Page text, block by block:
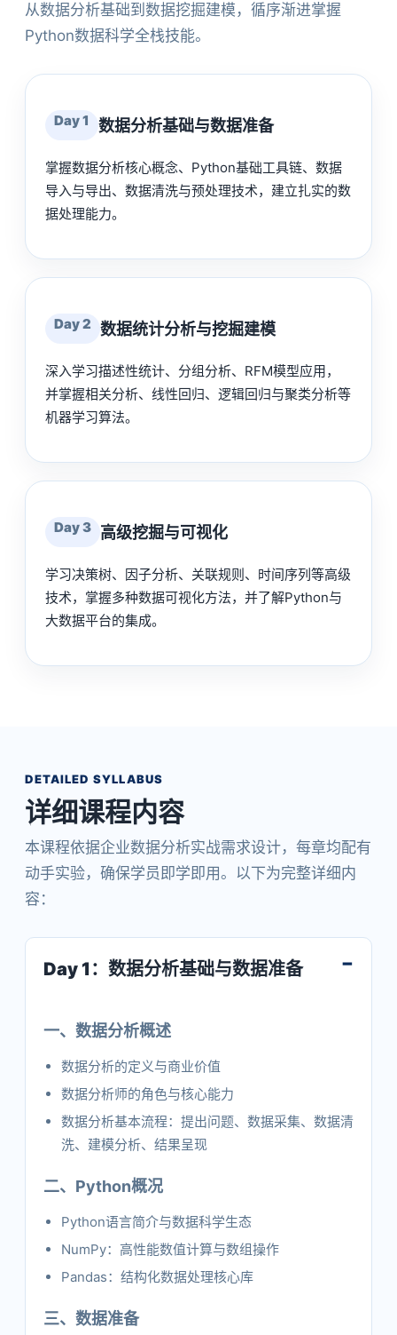
从数据分析基础到数据挖掘建模，循序渐进掌握
Python数据科学全栈技能。
Day 1 数据分析基础与数据准备
掌握数据分析核心概念、Python基础工具链、数据
导入与导出、数据清洗与预处理技术，建立扎实的数
据处理能力。
Day 2 数据统计分析与挖掘建模
深入学习描述性统计、分组分析、RFM模型应用，
并掌握相关分析、线性回归、逻辑回归与聚类分析等
机器学习算法。
Day 3 高级挖掘与可视化
学习决策树、因子分析、关联规则、时间序列等高级
技术，掌握多种数据可视化方法，并了解Python与
大数据平台的集成。
DETAILED SYLLABUS
详细课程内容
本课程依据企业数据分析实战需求设计，每章均配有
动手实验，确保学员即学即用。以下为完整详细内
容：
Day 1：数据分析基础与数据准备
一、数据分析概述
数据分析的定义与商业价值
数据分析师的角色与核心能力
数据分析基本流程：提出问题、数据采集、数据清
洗、建模分析、结果呈现
二、Python概况
Python语言简介与数据科学生态
NumPy：高性能数值计算与数组操作
Pandas：结构化数据处理核心库
三、数据准备